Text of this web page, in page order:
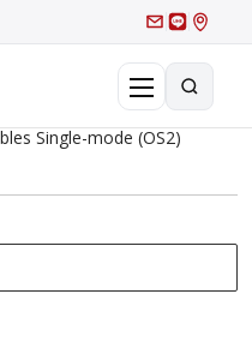
Single-mode (OS2)